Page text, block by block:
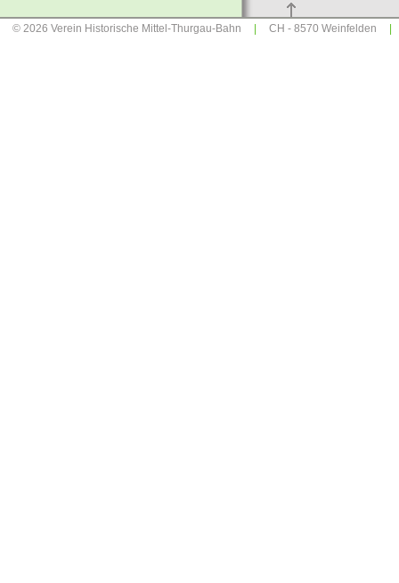
© 2026 Verein Historische Mittel-Thurgau-Bahn CH - 8570 Weinfelden